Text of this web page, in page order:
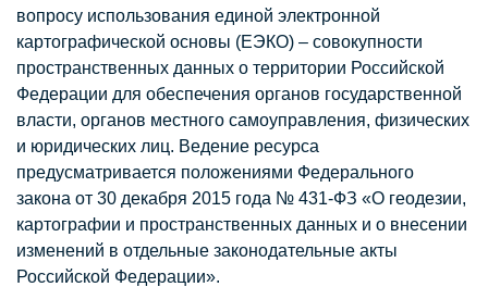
вопросу использования единой электронной
картографической основы (ЕЭКО) – совокупности
пространственных данных о территории Российской
Федерации для обеспечения органов государственной
власти, органов местного самоуправления, физических
и юридических лиц. Ведение ресурса
предусматривается положениями Федерального
закона от 30 декабря 2015 года № 431-ФЗ «О геодезии,
картографии и пространственных данных и о внесении
изменений в отдельные законодательные акты
Российской Федерации».